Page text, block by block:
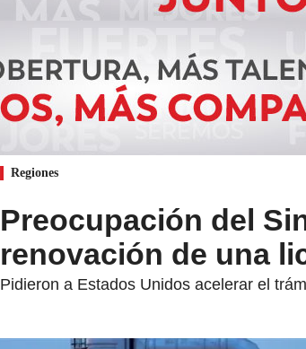
Regiones
Preocupación del
renovación de una
Pidieron a Estados Unidos acelerar el